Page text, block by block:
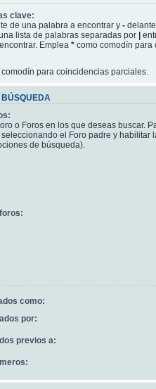
clave:
de una palabra a encontrar y -
lista de palabras separadas por
Emplea * como comodín para
para coincidencias parciales.
BÚSQUEDA
o Foros en los que deseas buscar.
el Foro padre y habilitar
de búsqueda).
como:
por:
previos a: